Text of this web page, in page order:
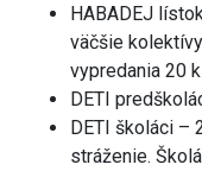
HABADEJ
väčšie
vypredania 20
DETI
DETI školáci –
stráženie.